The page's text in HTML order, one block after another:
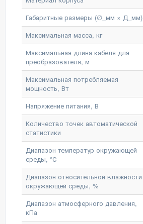
Габаритные размеры (∅_мм × Д_мм)
Максимальная масса, кг
Максимальная длина кабеля для
преобразователя, м
Максимальная потребляемая
мощность, Вт
Напряжение питания, В
Количество точек автоматической
статистики
Диапазон температур окружающей
среды, °С
Диапазон относительной влажности
окружающей среды, %
Диапазон атмосферного давления,
кПа